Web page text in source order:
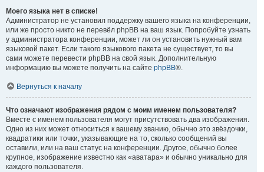
Моего языка нет в списке!
Администратор не установил поддержку вашего языка на конференции,
или же просто никто не перевёл phpBB на ваш язык. Попробуйте узнать
у администратора конференции, может ли он установить нужный вам
языковой пакет. Если такого языкового пакета не существует, то вы
сами можете перевести phpBB на свой язык. Дополнительную
информацию вы можете получить на сайте phpBB®.
Вернуться к началу
Что означают изображения рядом с моим именем пользователя?
Вместе с именем пользователя могут присутствовать два изображения.
Одно из них может относиться к вашему званию, обычно это звёздочки,
квадратики или точки, указывающие на то, сколько сообщений вы
оставили, или на ваш статус на конференции. Другое, обычно более
крупное, изображение известно как «аватара» и обычно уникально для
каждого пользователя.